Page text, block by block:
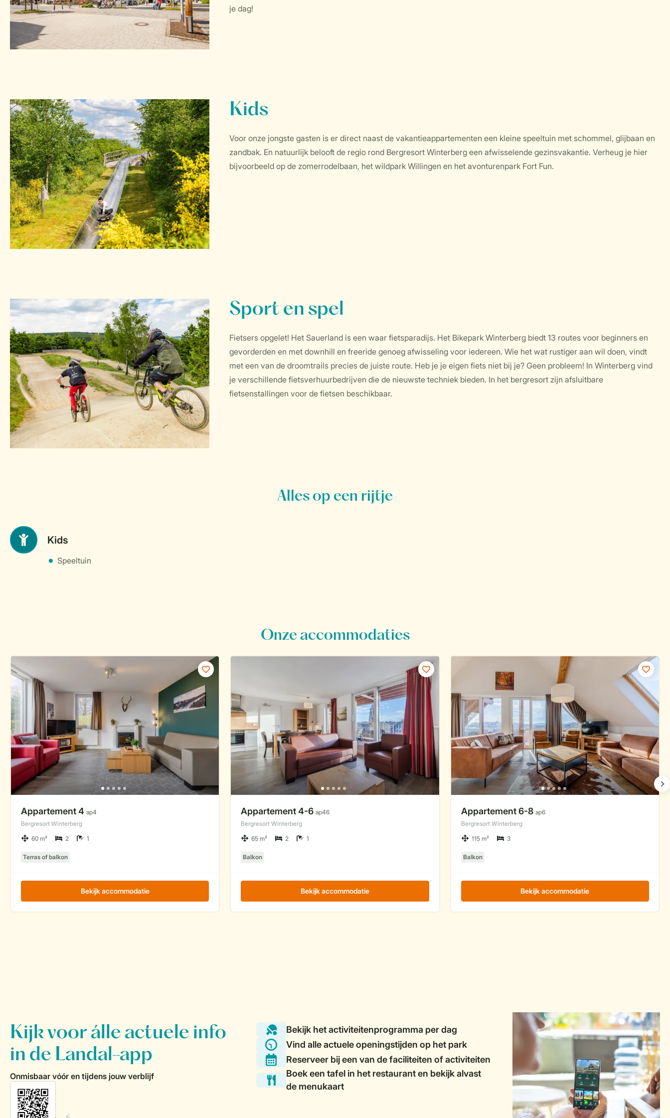
je dag!
Kids
Voor onze jongste gasten is er direct naast de vakantieappartementen een kleine speeltuin met schommel, glijbaan en
zandbak. En natuurlijk belooft de regio rond Bergresort Winterberg een afwisselende gezinsvakantie. Verheug je hier
bijvoorbeeld op de zomerrodelbaan, het wildpark Willingen en het avonturenpark Fort Fun.
Sport en spel
Fietsers opgelet! Het Sauerland is een waar fietsparadijs. Het Bikepark Winterberg biedt 13 routes voor beginners en
gevorderden en met downhill en freeride genoeg afwisseling voor iedereen. Wie het wat rustiger aan wil doen, vindt
met een van de droomtrails precies de juiste route. Heb je je eigen fiets niet bij je? Geen probleem! In Winterberg vind
je verschillende fietsverhuurbedrijven die de nieuwste techniek bieden. In het bergresort zijn afsluitbare
fietsenstallingen voor de fietsen beschikbaar.
Alles op een rijtje
Kids
Speeltuin